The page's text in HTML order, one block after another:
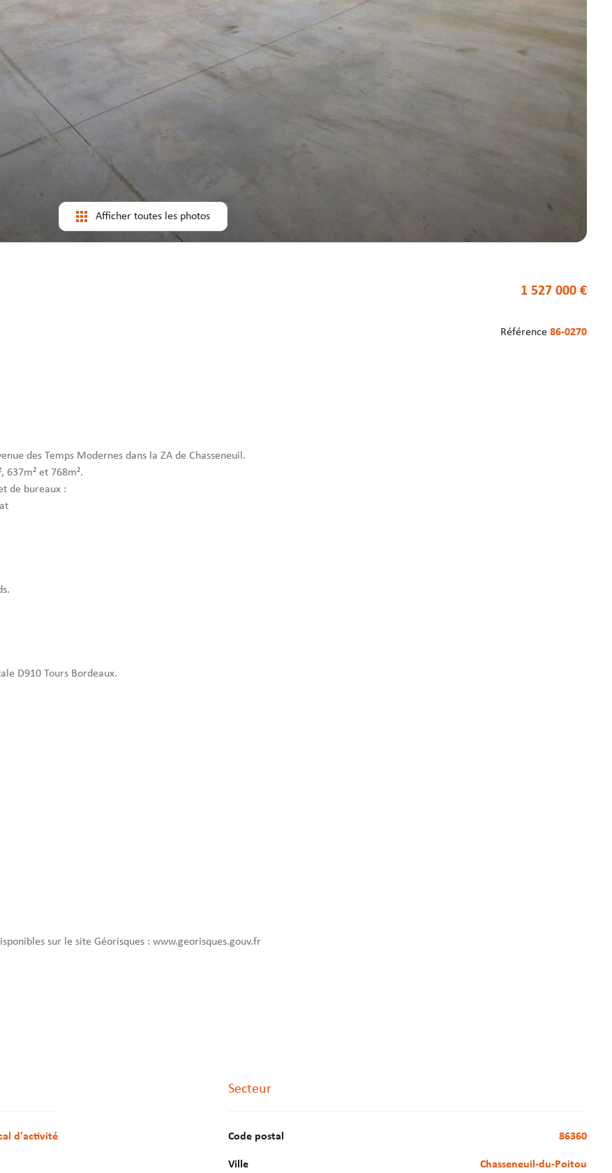
Afficher toutes les photos
1 527 000 €
Référence 86-0270
des Temps Modernes dans la ZA de Chasseneuil.
637m² et 768m².
de bureaux :
D910 Tours Bordeaux.
sur le site Géorisques : www.georisques.gouv.fr
d'activité
Secteur
Code postal 86360
Ville Chasseneuil-du-Poitou